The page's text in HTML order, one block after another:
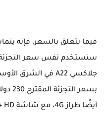
فيما يتعلق بالسعر، فإنه
ستستخدم نفس سعر التجزئة
بسعر
أيضًا طراز 4G، مع شاشة HD + أصغر حجمًا وأقل حدة.